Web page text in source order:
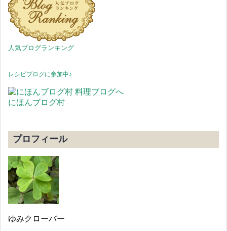
人気ブログランキング
レシピブログに参加中♪
にほんブログ村
プロフィール
ゆみクローバー